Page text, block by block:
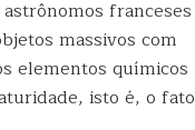
franceses
massivos com
elementos químicos
isto é, o fato